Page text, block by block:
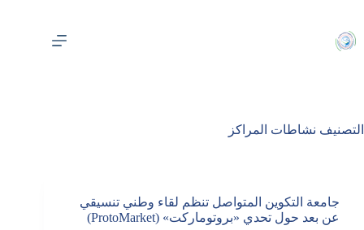
المحتوى
التصنيف نشاطات المراكز
جامعة التكوين المتواصل تنظم لقاء وطني تنسيقي
عن بعد حول تحدي «بروتوماركت» (ProtoMarket)